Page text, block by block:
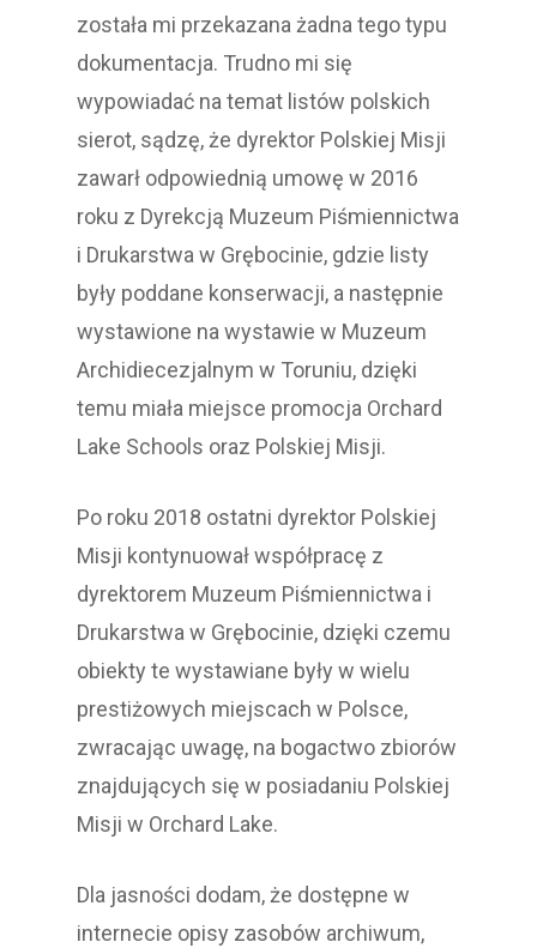
została mi przekazana żadna tego typu
dokumentacja. Trudno mi się
wypowiadać na temat listów polskich
sierot, sądzę, że dyrektor Polskiej Misji
zawarł odpowiednią umowę w 2016
roku z Dyrekcją Muzeum Piśmiennictwa
i Drukarstwa w Grębocinie, gdzie listy
były poddane konserwacji, a następnie
wystawione na wystawie w Muzeum
Archidiecezjalnym w Toruniu, dzięki
temu miała miejsce promocja Orchard
Lake Schools oraz Polskiej Misji.
Po roku 2018 ostatni dyrektor Polskiej
Misji kontynuował współpracę z
dyrektorem Muzeum Piśmiennictwa i
Drukarstwa w Grębocinie, dzięki czemu
obiekty te wystawiane były w wielu
prestiżowych miejscach w Polsce,
zwracając uwagę, na bogactwo zbiorów
znajdujących się w posiadaniu Polskiej
Misji w Orchard Lake.
Dla jasności dodam, że dostępne w
internecie opisy zasobów archiwum,